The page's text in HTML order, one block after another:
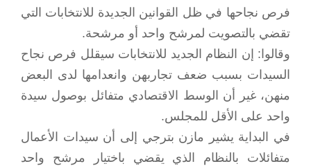
فرص نجاحها في ظل القوانين الجديدة للانتخابات التي
تقضي بالتصويت لمرشح واحد أو مرشحة.
وقالوا: إن النظام الجديد للانتخابات سيقلل فرص نجاح
السيدات بسبب ضعف تجاربهن وانعدامها لدى البعض
منهن، غير أن الوسط الاقتصادي متفائل بوصول سيدة
واحد على الأقل للمجلس.
في البداية يشير مازن بترجي إلى أن سيدات الأعمال
متفائلات بالنظام الذي يقضي باختيار مرشح واحد